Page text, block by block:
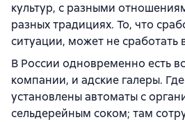
культур, с разными
разных традициях. То, что
ситуации, может не сработать
В России одновременно есть
компании, и адские галеры.
установлены автоматы с
сельдерейным соком; там